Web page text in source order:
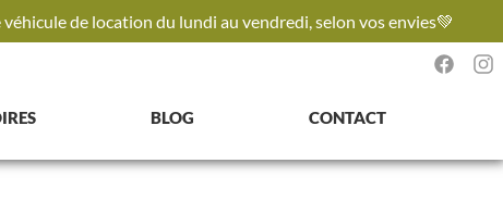
de location du lundi au vendredi, selon vos envies💚​
BLOG CONTACT